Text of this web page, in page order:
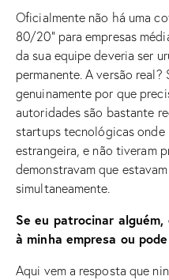
Oficialmente não há uma
80/20” para empresas
da sua equipe deveria ser
permanente. A versão
genuinamente por que
autoridades são bastante
startups tecnológicas onde
estrangeira, e não tiveram
demonstravam que
simultaneamente.
Se eu patrocinar alguém,
à minha empresa ou
Aqui vem a resposta que